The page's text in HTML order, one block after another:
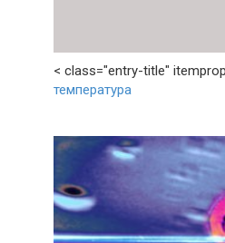
< class="entry-title"
температура